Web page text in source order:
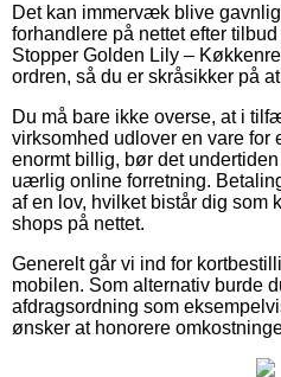
Det kan immervæk blive
forhandlere på nettet efter
Stopper Golden Lily –
ordren, så du er skråsikker på
Du må bare ikke overse, at i
virksomhed udlover en vare for
enormt billig, bør det
uærlig online forretning.
af en lov, hvilket bistår dig som
shops på nettet.
Generelt går vi ind for
mobilen. Som alternativ burde
afdragsordning som
ønsker at honorere